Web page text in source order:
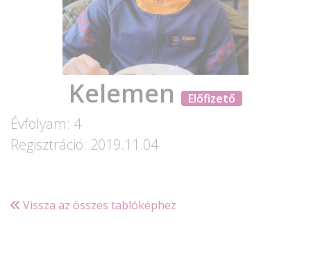
Kelemen Előfizető
Évfolyam: 4
Regisztráció: 2019.11.04
Vissza az összes tablóképhez